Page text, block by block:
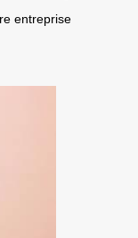
entreprise